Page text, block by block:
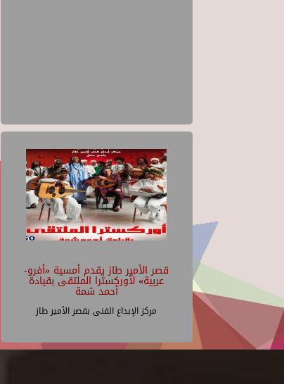
قصر الأمير طاز يقدم أمسية «أفرو-
عربية» لأوركسترا الملتقى بقيادة
أحمد شمة
مركز الإبداع الفنى بقصر الأمير طاز